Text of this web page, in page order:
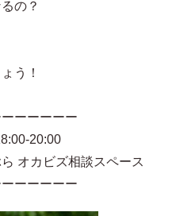
の？
う！
ーーーーー
20:00
オカビズ相談スペース
ーーーーー